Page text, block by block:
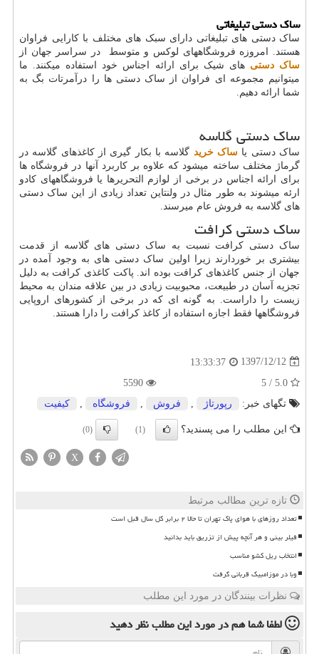
ساک دستی تبلیغاتی
ساک دستی های تبلیغاتی دارای سبک های مختلف با کارایی فراوان
هستند. امروزه فروشگاههای لوکس و متوسط در سراسر جهان از
ساک دستی های شیک برای ارائه اجناس خود استفاده میکنند. ما
میتوانیم مجموعه ای فراوان از ساک دستی ها را درآمرتات بگ به
شما ارائه دهیم.
ساک دستی گلاسه
ساک دستی یا ساک خرید گلاسه با بکار گیری از کاغذهای گلاسه در
گرماژ مختلف ساخته میشود که علاوه بر کاربرد آنها در فروشگاه ها
برای ارائه اجناس در برخی از لوازم التحریرها یا فروشگاههای کادو
ارئه میشوند به طور مثال در ولنتاین تعداد زیادی از این ساک دستی
های گلاسه به فروش عام میرسند.
ساک دستی کرافت
ساک دستی کرافت نسبت به ساک دستی های گلاسه از قدمت
بیشتری بر خوردارند زیرا اولین ساک دستی های به وجود آمده در
جهان از جنس کاغذهای کرافت بوده اند. پاکت کاغذی کرافت به دلیل
تجزیه آسان در طبیعت، محبوبیت زیادی در بین علاقه مندان به محیط
زیست را داراست. به گونه ای که در برخی از کشورهای اروپایی
فروشگاهها فقط اجازه استفاده از کاغذ کرافت را دارا هستند.
1397/12/12
13:33:37
تگهای خبر:
رپورتاژ فروش فروشگاه كیفیت
این مطلب را می پسندید؟ (1)
(0)
X
تازه ترین مطالب مرتبط
تعداد روزهای با هوای پاک تهران تا حالا ۲ برابر کل سال قبل است
فیلر بینی و هر آنچه پیش از تزریق باید بدانید
انتخاب ریل کشو مناسب
وبا در موزامبیک قربانی گرفت
نظرات بینندگان در مورد این مطلب
لطفا شما همدر مورد این مطلبنظر دهید